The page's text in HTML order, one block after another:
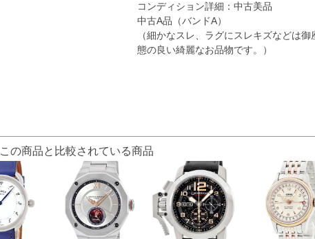
コンディション詳細：中古美品
中古A品（バンドA）
（細かなスレ、ラグにスレキズなどは
態の良い綺麗なお品物です。）
この商品と比較されている商品